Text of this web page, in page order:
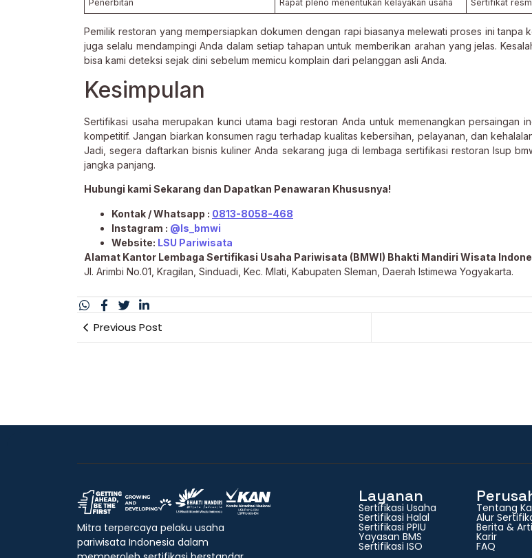
Penerbitan Rapat pleno menentukan kelayakan usaha Sertifikat
Pemilik restoran yang mempersiapkan dokumen dengan rapi biasanya melewati proses ini tanpa
juga selalu mendampingi Anda dalam setiap tahapan untuk memberikan arahan yang jelas.
bisa kami deteksi sejak dini sebelum memicu komplain dari pelanggan asli Anda.
Kesimpulan
Sertifikasi usaha merupakan kunci utama bagi restoran Anda untuk memenangkan persaingan
kompetitif. Jangan biarkan konsumen ragu terhadap kualitas kebersihan, pelayanan, dan
Jadi, segera daftarkan bisnis kuliner Anda sekarang juga di lembaga sertifikasi restoran lsup
jangka panjang.
Hubungi kami Sekarang dan Dapatkan Penawaran Khususnya!
Kontak / Whatsapp : 0813-8058-468
Instagram : @ls_bmwi
Website: LSU Pariwisata
Alamat Kantor Lembaga Sertifikasi Usaha Pariwisata (BMWI) Bhakti Mandiri Wisata
Jl. Arimbi No.01, Kragilan, Sinduadi, Kec. Mlati, Kabupaten Sleman, Daerah Istimewa Yogyakarta.
Previous Post
Mitra terpercaya pelaku usaha
pariwisata Indonesia dalam
Layanan
Sertifikasi Usaha
Sertifikasi Halal
Sertifikasi PPIU
Yayasan BMS
Sertifikasi ISO
Tentang
Alur
Berita &
Karir
FAQ